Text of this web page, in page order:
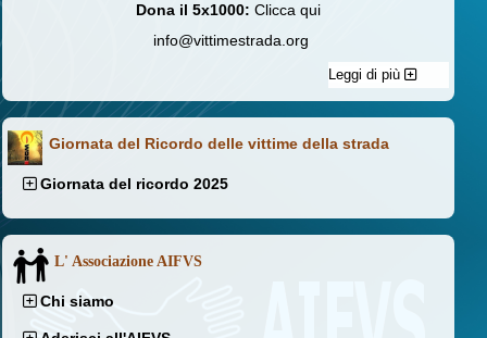
Dona il 5x1000: Clicca qui
info@vittimestrada.org
Leggi di più
Giornata del Ricordo delle vittime della strada
Giornata del ricordo 2025
L' Associazione AIFVS
Chi siamo